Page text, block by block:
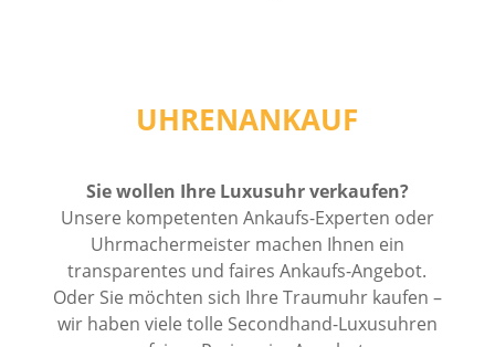
UHRENANKAUF
Sie wollen Ihre Luxusuhr verkaufen?
Unsere kompetenten Ankaufs-Experten oder
Uhrmachermeister machen Ihnen ein
transparentes und faires Ankaufs-Angebot.
Oder Sie möchten sich Ihre Traumuhr kaufen –
wir haben viele tolle Secondhand-Luxusuhren